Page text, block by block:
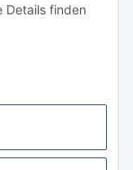
Details finden